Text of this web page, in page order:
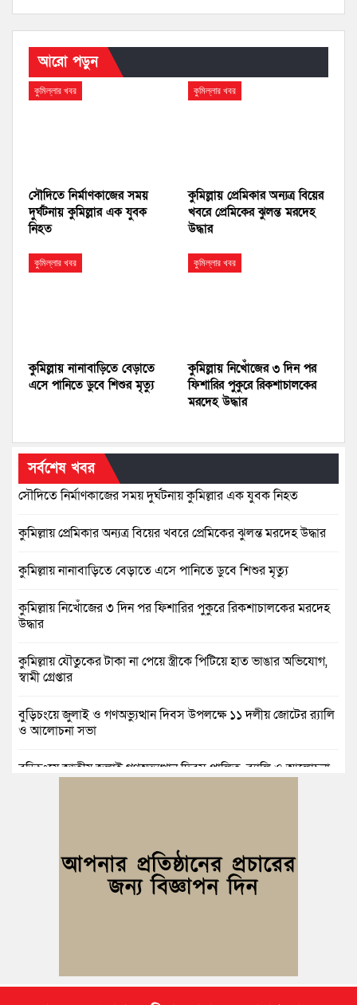
আরো পড়ুন
কুমিল্লার খবর
সৌদিতে নির্মাণকাজের সময়
দুর্ঘটনায় কুমিল্লার এক যুবক
নিহত
কুমিল্লার খবর
কুমিল্লায় প্রেমিকার অন্যত্র বিয়ের
খবরে প্রেমিকের ঝুলন্ত মরদেহ
উদ্ধার
কুমিল্লার খবর
কুমিল্লায় নানাবাড়িতে বেড়াতে
এসে পানিতে ডুবে শিশুর মৃত্যু
কুমিল্লার খবর
কুমিল্লায় নিখোঁজের ৩ দিন পর
ফিশারির পুকুরে রিকশাচালকের
মরদেহ উদ্ধার
সর্বশেষ খবর
সৌদিতে নির্মাণকাজের সময় দুর্ঘটনায় কুমিল্লার এক যুবক নিহত
কুমিল্লায় প্রেমিকার অন্যত্র বিয়ের খবরে প্রেমিকের ঝুলন্ত মরদেহ উদ্ধার
কুমিল্লায় নানাবাড়িতে বেড়াতে এসে পানিতে ডুবে শিশুর মৃত্যু
কুমিল্লায় নিখোঁজের ৩ দিন পর ফিশারির পুকুরে রিকশাচালকের মরদেহ
উদ্ধার
কুমিল্লায় যৌতুকের টাকা না পেয়ে স্ত্রীকে পিটিয়ে হাত ভাঙার অভিযোগ,
স্বামী গ্রেপ্তার
বুড়িচংয়ে জুলাই ও গণঅভ্যুত্থান দিবস উপলক্ষে ১১ দলীয় জোটের র‍্যালি
ও আলোচনা সভা
বুড়িচংয়ে জাতীয় জুলাই গণঅভ্যুত্থান দিবস পালিত, র‍্যালি ও আলোচনা
ব্রাহ্মণপাড়ায় প্রবাসীর বাড়িতে বেড়াতে এলেন সৌদির কফিল; এলাকায়